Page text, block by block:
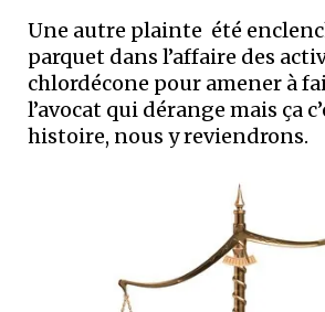
Une autre plainte été
parquet dans l’affaire des
chlordécone pour amener à
l’avocat qui dérange mais ça
histoire, nous y reviendrons.